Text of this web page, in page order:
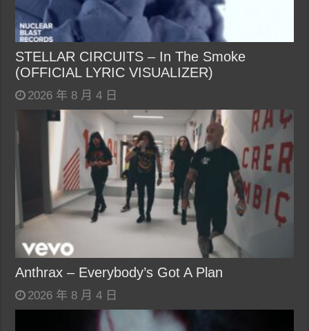
STELLAR CIRCUITS – In The Smoke
(OFFICIAL LYRIC VISUALIZER)
2026 年 8 月 4 日
Anthrax – Everybody’s Got A Plan
2026 年 8 月 4 日